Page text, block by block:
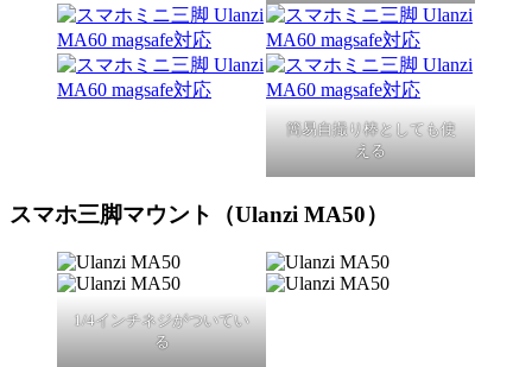
簡易自撮り棒としても使
える
スマホ三脚マウント（Ulanzi MA50）
1/4インチネジがついてい
る